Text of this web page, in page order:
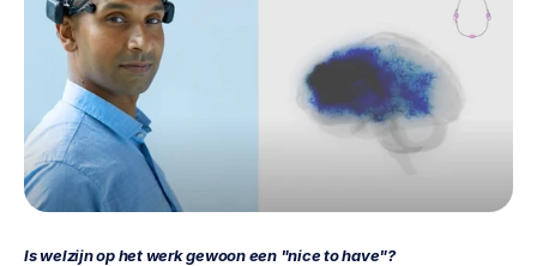
Is welzijn op het werk gewoon een "nice to have"?